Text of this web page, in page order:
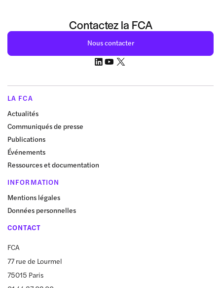
Contactez la FCA
Nous contacter
LA FCA
Actualités
Communiqués de presse
Publications
Événements
Ressources et documentation
INFORMATION
Mentions légales
Données personnelles
CONTACT
FCA
77 rue de Lourmel
75015 Paris